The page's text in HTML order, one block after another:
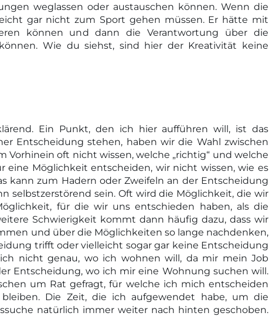
weglassen oder austauschen können. Wenn die
gar nicht zum Sport gehen müssen. Er hätte mit
können und dann die Verantwortung über die
Wie du siehst, sind hier der Kreativität keine
Ein Punkt, den ich hier aufführen will, ist das
Entscheidung stehen, haben wir die Wahl zwischen
oft nicht wissen, welche „richtig“ und welche
eine Möglichkeit entscheiden, wir nicht wissen, wie es
kann zum Hadern oder Zweifeln an der Entscheidung
selbstzerstörend sein. Oft wird die Möglichkeit, die wir
für die wir uns entschieden haben, als die
Schwierigkeit kommt dann häufig dazu, dass wir
und über die Möglichkeiten so lange nachdenken,
trifft oder vielleicht sogar gar keine Entscheidung
nicht genau, wo ich wohnen will, da mir mein Job
Entscheidung, wo ich mir eine Wohnung suchen will.
um Rat gefragt, für welche ich mich entscheiden
Die Zeit, die ich aufgewendet habe, um die
natürlich immer weiter nach hinten geschoben.